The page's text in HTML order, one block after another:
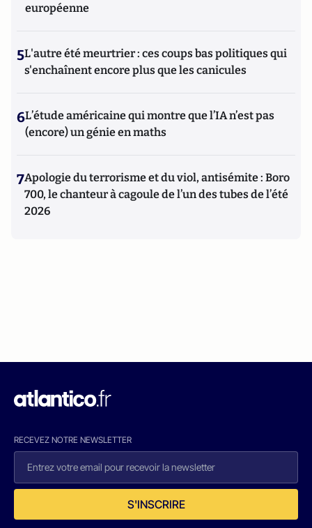
européenne
5L'autre été meurtrier : ces coups bas politiques qui
s'enchaînent encore plus que les canicules
6L’étude américaine qui montre que l’IA n’est pas
(encore) un génie en maths
7Apologie du terrorisme et du viol, antisémite : Boro
700, le chanteur à cagoule de l’un des tubes de l’été
2026
RECEVEZ NOTRE NEWSLETTER
S'INSCRIRE